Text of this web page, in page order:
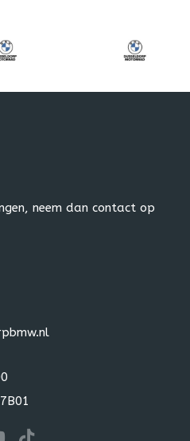
neem dan contact op